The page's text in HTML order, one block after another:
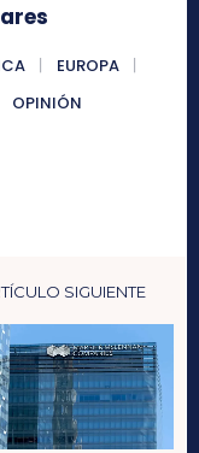
EUROPA
OPINIÓN
SIGUIENTE